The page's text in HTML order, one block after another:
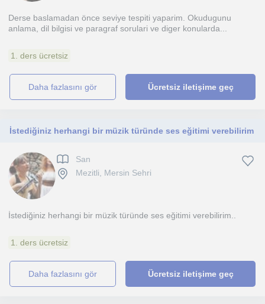
Derse baslamadan önce seviye tespiti yaparim. Okudugunu
anlama, dil bilgisi ve paragraf sorulari ve diger konularda...
1. ders ücretsiz
daha fazlasını gör Ücretsiz iletişime geç
İstediğiniz herhangi bir müzik türünde ses eğitimi verebilirim
San
Mezitli, Mersin Sehri
İstediğiniz herhangi bir müzik türünde ses eğitimi verebilirim..
1. ders ücretsiz
daha fazlasını gör Ücretsiz iletişime geç